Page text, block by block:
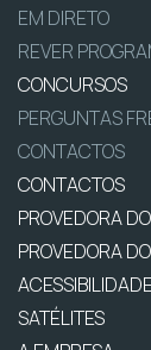
EM DIRETO
REVER
CONCURSOS
PERGUNTAS
CONTACTOS
CONTACTOS
PROVEDORA
PROVEDORA
SATÉLITES